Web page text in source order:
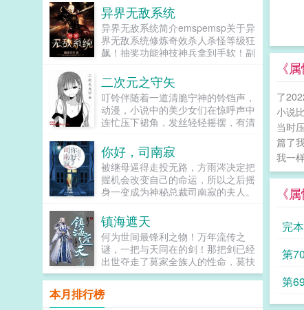
《
了
小说
当时
篇了
我一
《
完
第
之战
第
及，他所处的环境之后。李如松狗系
统，老子不干这事，有伤天和太丧良
心了！系统咳咳咳，宿主请注意言
辞，还有你确定不干吗？想想你上辈
子穷的就剩下良心和品德了！李如松
异界无敌系统
异界无敌系统简介emspemsp关于异
界无敌系统修炼奇效杀人杀怪等级狂
飙！抽奖功能神技神兵拿到手软！副
着无敌系统穿越而来，打怪爆秘籍，
杀人爆装备，左手降龙百二十八掌，
右手诸天乾坤大挪移，威压三界，终
成无敌至尊！...
二次元之守矢
叮铃伴随着一道清脆宁神的铃铛声，
动漫，小说中的美少女们在惊呼声中
连忙压下裙角，发丝轻轻摇摆，有清
次元之守矢，别忘记分享给朋友...
你好，司南寂
被继母逼得走投无路，方雨涔决定把
握机会改变自己的命运，所以之后摇
身一变成为神秘总裁司南寂的夫人。
太，这束玫瑰是司先生送给您的，一
共九百九十九朵，请您签收。司太
太，司先生为您订制了一枚钻戒。司
太太，这栋别墅司先生吩咐除了您谁
都不能进。方雨涔无奈，只能亲自找
到他司先生，您这样用情不专似乎不
太好吧？不是传闻您心中一直都有白
月光吗？司南寂霸道地看着她那不如
镇海遮天
何为世间最锋利之物！万年流传之
谜，一把与天同在的剑！那把剑已经
出世夺走了莫家全族人的性命，莫扶
杀本也该死去，可别最后因为芸儿的
魂魄融于剑内侥幸存活。莫扶杀的经
历十分曲折，当他想和师兄和师傅生
本月排行榜